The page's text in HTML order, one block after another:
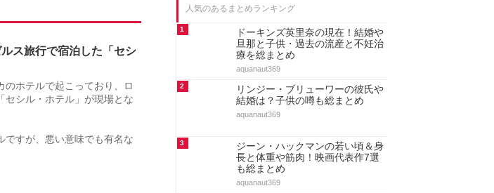
ス旅行で宿泊した「セシ
のホテルで起こっており、ロ
セシル・ホテル」が現場とな
ですが、悪い意味でも有名な
人気のあるまとめランキング
1
ドーキンズ英里奈の現在！結婚や
旦那と子供・過去の流産と不妊治
療を総まとめ
aquanaut369
2
リンジー・ブリューワーの彼氏や
結婚は？子供の噂も総まとめ
aquanaut369
3
ジーン・ハックマンの若い頃＆身
長と体重や筋肉！映画代表作7選
も総まとめ
aquanaut369